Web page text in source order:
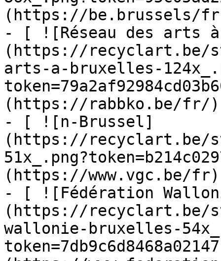
(https://be.brussels/
- [ ![Réseau des arts
(https://recyclart.be/
arts-a-bruxelles-
(https://rabbko.be/fr/)
- [ ![n-Brussel]
(https://recyclart.be/
(https://www.vgc.be/fr)
- [ ![Fédération
(https://recyclart.be/
wallonie-bruxelles-